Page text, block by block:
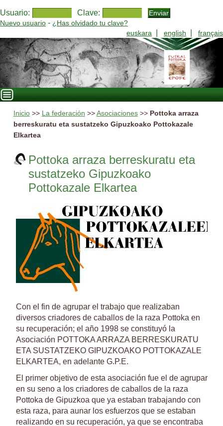
Usuario: Clave:
Nuevo usuario - ¿Has olvidado tu clave?
euskara
english français
Inicio>> La federación >> Asociaciones>> Pottoka arraza
berreskuratu eta sustatzeko Gipuzkoako Pottokazale
Elkartea
Pottoka arraza berreskuratu eta
sustatzeko Gipuzkoako
Pottokazale Elkartea
Con el fin de agrupar el trabajo que realizaban
diversos criadores de caballos de la raza Pottoka en
su recuperación; el año 1998 se constituyó la
Asociación POTTOKA ARRAZA BERRESKURATU
ETA SUSTATZEKO GIPUZKOAKO POTTOKAZALE
ELKARTEA, en adelante G.P.E.
El primer objetivo de esta asociación fue el de agrupar
en su seno a los criadores de caballos de la raza
Pottoka de Gipuzkoa que ya estaban trabajando con
esta raza, para aunar los esfuerzos que se estaban
realizando en su recuperación, ya que se encontraba